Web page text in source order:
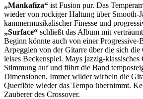
„Mankafiza“ ist Fusion pur. Das
wieder von rockiger Haltung über Smooth-
kammermusikalischer Finesse und
„Surface“ schließt das Album mit
Beginn könnte auch von einer Progressive-
Arpeggien von der Gitarre über die sich die
leises Beckenspiel. Mays jazzig-
Stimmung auf und führt die Band
Dimensionen. Immer wilder wirbeln die
Querflöte wieder das Tempo übernimmt.
Zauberer des Crossover.